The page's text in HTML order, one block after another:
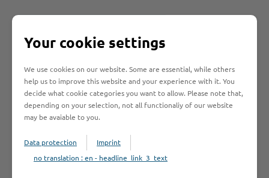
Hilfe & Kontakt:
Kreis Stormarn - Standesamtsaufsicht
Your cookie settings
We use cookies on our website. Some are essential, while others
help us to improve this website and your experience with it. You
decide what cookie categories you want to allow. Please note that,
depending on your selection, not all functionaliy of our website
may be avaiable to you.
Data protection
Imprint
no translation : en - headline_link_3_text